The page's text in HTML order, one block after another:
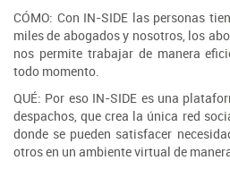
CÓMO: Con IN-SIDE las personas
miles de abogados y nosotros, los
nos permite trabajar de manera
todo momento.
QUÉ: Por eso IN-SIDE es una
despachos, que crea la única red
donde se pueden satisfacer
otros en un ambiente virtual de